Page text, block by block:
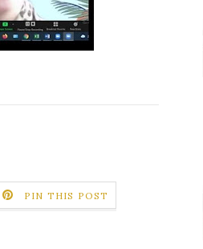
PIN THIS POST